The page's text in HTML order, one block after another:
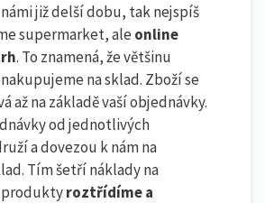
již delší dobu, tak nejspíš
supermarket, ale online
. To znamená, že většinu
na sklad. Zboží se
až na základě vaší objednávky.
od jednotlivých
a dovezou k nám na
Tím šetří náklady na
produktyroztřídíme a